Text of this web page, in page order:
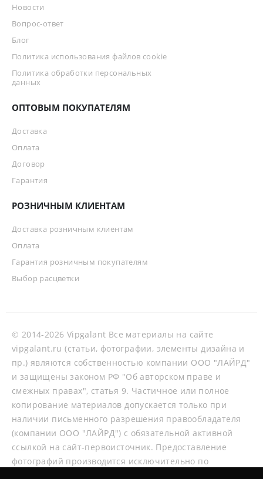
Новости
Вопрос-ответ
Блог
Политика использования файлов cookie
Политика обработки персональных
данных
ОПТОВЫМ ПОКУПАТЕЛЯМ
Доставка
Оплата
Договор
Гарантия
РОЗНИЧНЫМ КЛИЕНТАМ
Доставка розничным клиентам
Оплата
Гарантия розничным покупателям
Выбор расцветки
© 2014-2026 Vipgalant Все материалы на сайте
vipgalant.ru (статьи, фотографии, элементы дизайна и
пр.) являются собственностью компании ООО "ЛАЙРД"
и защищены законом РФ "Об авторском праве и
смежных правах", статья 9. Частичное или полное
копирование материалов допускается только при
наличии письменного разрешения правообладателя
(компании ООО "ЛАЙРД") с обязательной активной
ссылкой на сайт-первоисточник. Предоставление
фотографий производится исключительно по